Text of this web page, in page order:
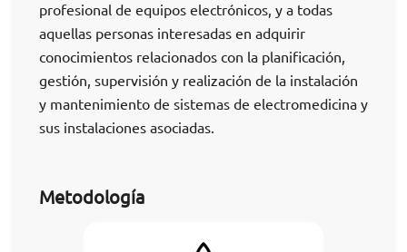
profesional de equipos electrónicos, y a todas
aquellas personas interesadas en adquirir
conocimientos relacionados con la planificación,
gestión, supervisión y realización de la instalación
y mantenimiento de sistemas de electromedicina y
sus instalaciones asociadas.
Metodología